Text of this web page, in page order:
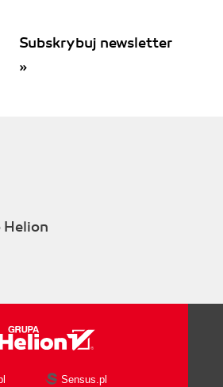
Subskrybuj newsletter
»
Sensus.pl